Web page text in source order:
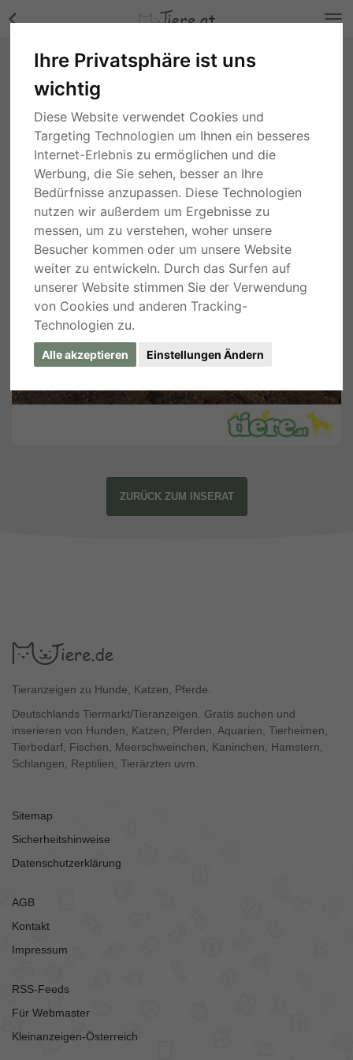
Ihre Privatsphäre ist uns
wichtig
Diese Website verwendet Cookies und
Targeting Technologien um Ihnen ein besseres
Internet-Erlebnis zu ermöglichen und die
Werbung, die Sie sehen, besser an Ihre
Bedürfnisse anzupassen. Diese Technologien
nutzen wir außerdem um Ergebnisse zu
messen, um zu verstehen, woher unsere
Besucher kommen oder um unsere Website
weiter zu entwickeln. Durch das Surfen auf
unserer Website stimmen Sie der Verwendung
von Cookies und anderen Tracking-
Technologien zu.
Alle akzeptieren Einstellungen Ändern
Renault Master Pferdetransporter Bilder
Wien, vor 5 Jahren
ZURÜCK ZUM INSERAT
Tieranzeigen zu Hunde, Katzen, Pferde.
Deutschlands Tiermarkt/Tieranzeigen. Gratis suchen und
inserieren von Hunden, Katzen, Pferden, Aquarien, Tierheimen,
Tierbedarf, Fischen, Meerschweinchen, Kaninchen, Hamstern,
Schlangen, Reptilien, Tierärzten uvm.
Sitemap
Sicherheitshinweise
Datenschutzerklärung
AGB
Kontakt
Impressum
RSS-Feeds
Für Webmaster
Kleinanzeigen-Österreich